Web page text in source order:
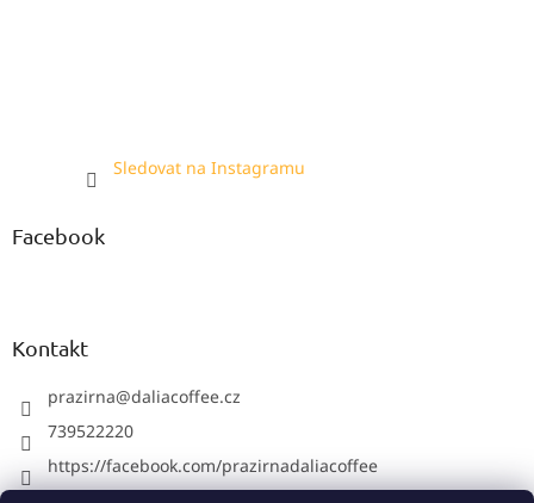
Sledovat na Instagramu
Facebook
Kontakt
prazirna@daliacoffee.cz
739522220
https://facebook.com/prazirnadaliacoffee